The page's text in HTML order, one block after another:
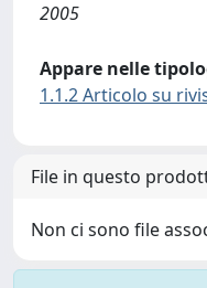
2005
Appare nelle
1.1.2 Articolo su
File in questo
Non ci sono file